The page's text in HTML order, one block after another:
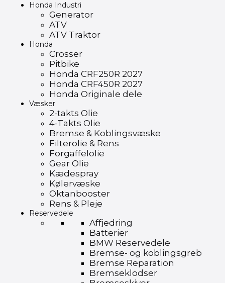
Honda Industri
Generator
ATV
ATV Traktor
Honda
Crosser
Pitbike
Honda CRF250R 2027
Honda CRF450R 2027
Honda Originale dele
Væsker
2-takts Olie
4-Takts Olie
Bremse & Koblingsvæske
Filterolie & Rens
Forgaffelolie
Gear Olie
Kædespray
Kølervæske
Oktanbooster
Rens & Pleje
Reservedele
Affjedring
Batterier
BMW Reservedele
Bremse- og koblingsgreb
Bremse Reparation
Bremseklodser